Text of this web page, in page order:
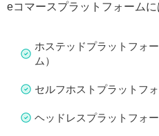
eコマースプラットフォームに
ホステッドプラットフォ
ム）
セルフホストプラットフ
ヘッドレスプラットフォ